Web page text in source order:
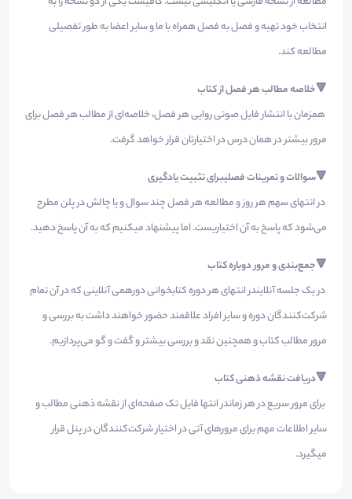
انتخاب خود تهیه و فصل به فصل همراه با ما و سایر اعضا به طور تفصیلی
مطالعه کند.
🔻خلاصه‌ مطالب هر فصل از کتاب
همزمان با انتشار فایل صوتی روایی هر فصل، خلاصه‌ای از مطالب هر فصل برای
مرور بیشتر در همان درس در اختیارتان قرار خواهد گرفت.
🔻سوالات و تمرینات فصلیبرای تثبیت یادگیری
در انتهای سهم هر روز و مطالعه هر فصل چند سوال و یا چالش در پلن مطرح
می‌شود که پاسخ به آن اختیاریست. اما پیشنهاد میکنیم که به آن پاسخ دهید.
🔻جمع‌بندی و مرور دوباره کتاب
در یک جلسه آنلایندر انتهای هر دوره کتابخوانی دورهمی آنلاینی که در آن تمام
شرکت‌کنندگان دوره و سایر افراد علاقمند حضور خواهند داشت به بررسی و
مرور مطالب کتاب و همچنین نقد و بررسی بیشتر و گفت و گو می‌پردازیم.
🔻دریافت نقشه ذهنی کتاب
برای مرور سریع در هر زماندر انتها فایل تک صفحه‌ای از نقشه ذهنی مطالب و
سایر اطلاعات مهم برای مرور‌های آتی در اختیار شرکت‌کنندگان در پنل قرار
میگیرد.